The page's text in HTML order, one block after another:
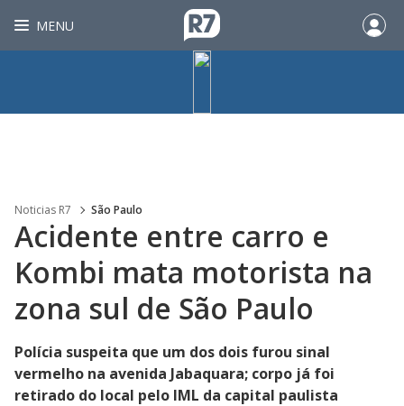
MENU
Noticias R7 São Paulo
Acidente entre carro e
Kombi mata motorista na
zona sul de São Paulo
Polícia suspeita que um dos dois furou sinal
vermelho na avenida Jabaquara; corpo já foi
retirado do local pelo IML da capital paulista